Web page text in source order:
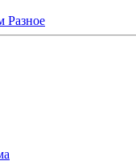
Разное